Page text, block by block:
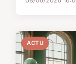
ACTU